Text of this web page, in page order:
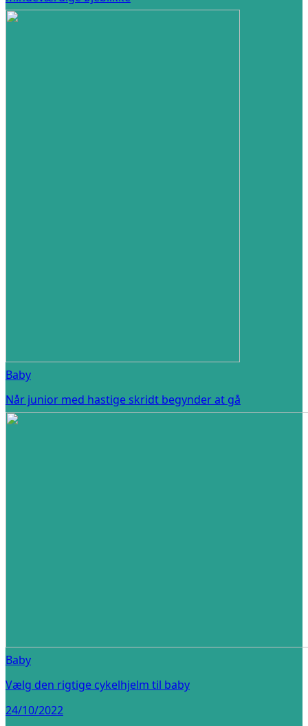
Baby
Når junior med hastige skridt begynder at gå
Baby
Vælg den rigtige cykelhjelm til baby
24/10/2022